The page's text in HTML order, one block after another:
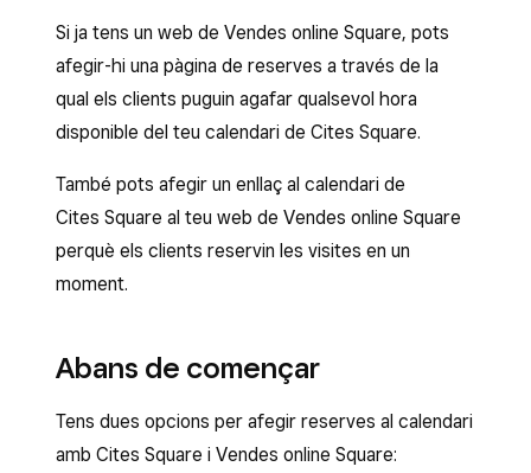
Si ja tens un web de Vendes online Square, pots
afegir-hi una pàgina de reserves a través de la
qual els clients puguin agafar qualsevol hora
disponible del teu calendari de Cites Square.
També pots afegir un enllaç al calendari de
Cites Square al teu web de Vendes online Square
perquè els clients reservin les visites en un
moment.
Abans de començar
Tens dues opcions per afegir reserves al calendari
amb Cites Square i Vendes online Square: